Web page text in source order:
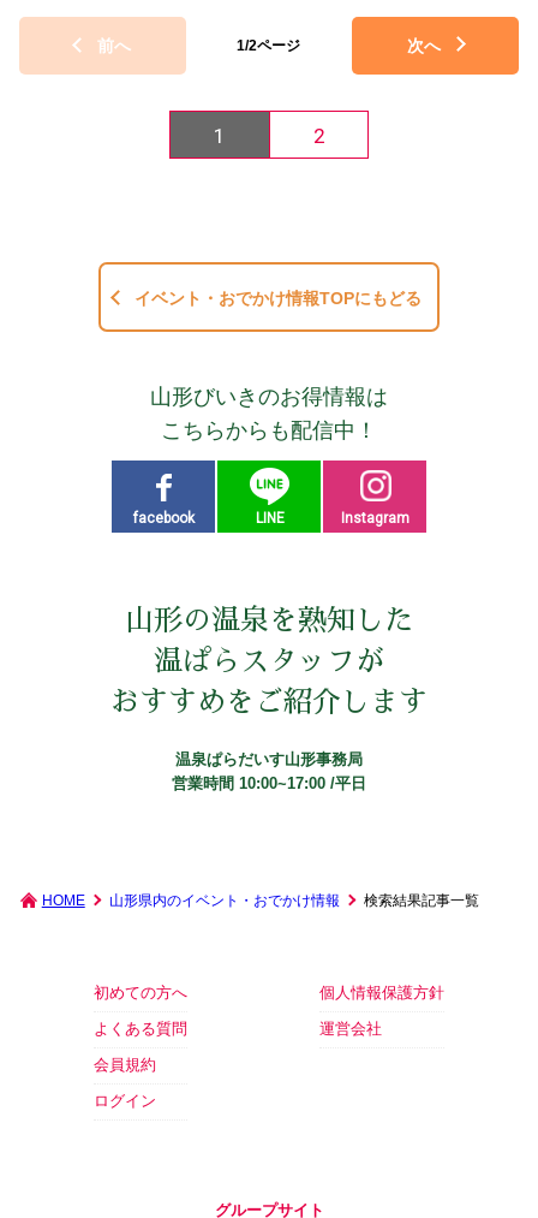
前へ 1/2ページ 次へ
1 2
イベント・おでかけ情報TOPにもどる
山形びいきのお得情報は
こちらからも配信中！
facebook LINE Instagram
山形の温泉を熟知した
温ぱらスタッフが
おすすめをご紹介します
温泉ぱらだいす山形事務局
営業時間 10:00~17:00 /平日
HOME 山形県内のイベント・おでかけ情報 検索結果記事一覧
初めての方へ
よくある質問
会員規約
ログイン
個人情報保護方針
運営会社
グループサイト